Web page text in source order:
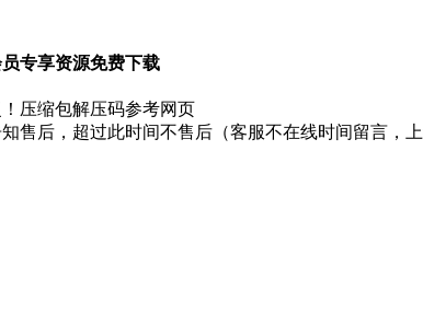
专享资源免费下载
压缩包解压码参考网页
售后，超过此时间不售后（客服不在线时间留言，上